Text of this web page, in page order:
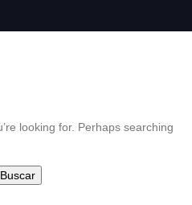
looking for. Perhaps searching